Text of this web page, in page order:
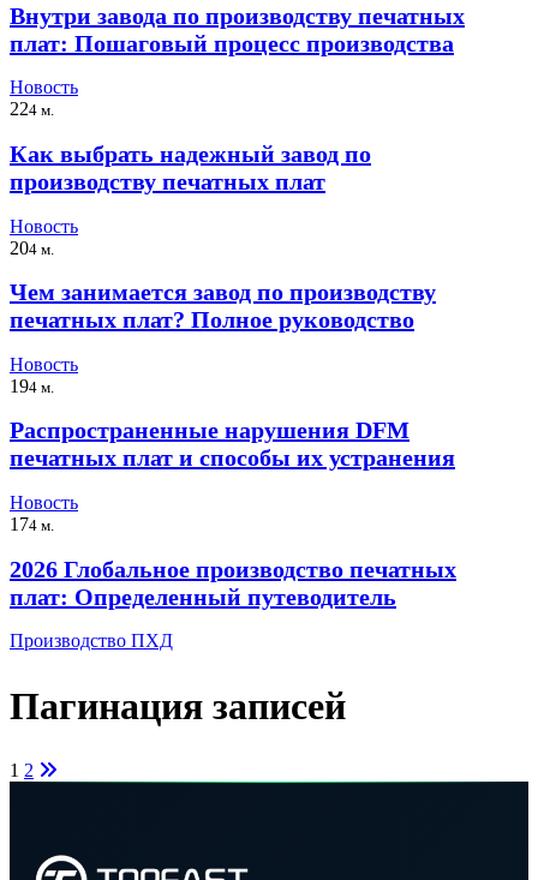
Внутри завода по производству печатных
плат: Пошаговый процесс производства
Новость
224 м.
Как выбрать надежный завод по
производству печатных плат
Новость
204 м.
Чем занимается завод по производству
печатных плат? Полное руководство
Новость
194 м.
Распространенные нарушения DFM
печатных плат и способы их устранения
Новость
174 м.
2026 Глобальное производство печатных
плат: Определенный путеводитель
Производство ПХД
Пагинация записей
1 2